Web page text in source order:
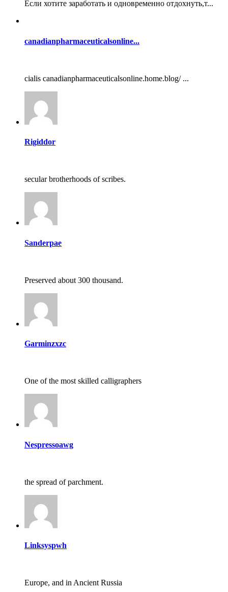
Если хотите заработать и одновременно отдохнуть,т...
canadianpharmaceuticalsonline...
cialis canadianpharmaceuticalsonline.home.blog/ ...
Rigiddor
secular brotherhoods of scribes.
Sanderpae
Preserved about 300 thousand.
Garminzxzc
One of the most skilled calligraphers
Nespressoawg
the spread of parchment.
Linksyspwh
Europe, and in Ancient Russia